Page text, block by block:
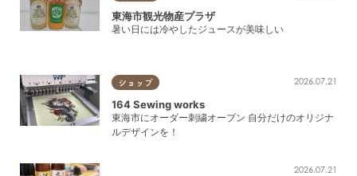
東海市観光物産プラザ
暑い日には冷やしたジュースが美味しい
ショップ 2026.07.21
164 Sewing works
東海市にオーダー刺繍オープン 自分だけのオリジナ
ルデザインを！
2026.07.21